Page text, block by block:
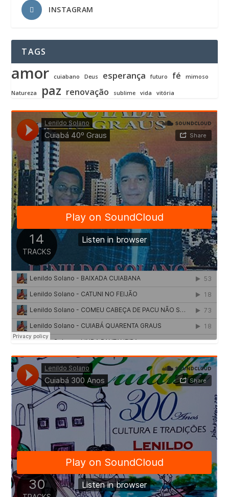
INSTAGRAM
TAGS
amor cuiabano Deus esperança futuro fé mimoso
Natureza paz renovação sublime vida vitória